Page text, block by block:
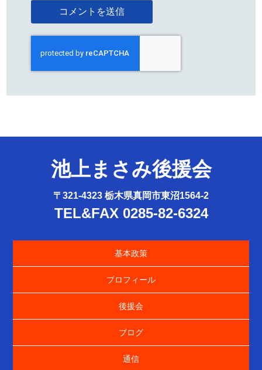
池上まさみ後援会
〒321-4323 栃木県真岡市東沼1564-2
TEL&FAX 0285-82-6324
基本政策
プロフィール
後援会
ブログ
通信